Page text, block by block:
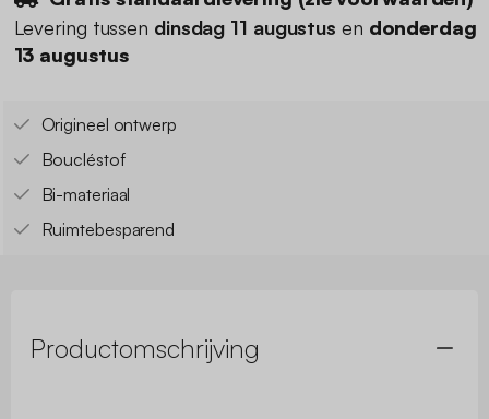
Levering tussen dinsdag 11 augustus en donderdag
13 augustus
Origineel ontwerp
Boucléstof
Bi-materiaal
Ruimtebesparend
Productomschrijving